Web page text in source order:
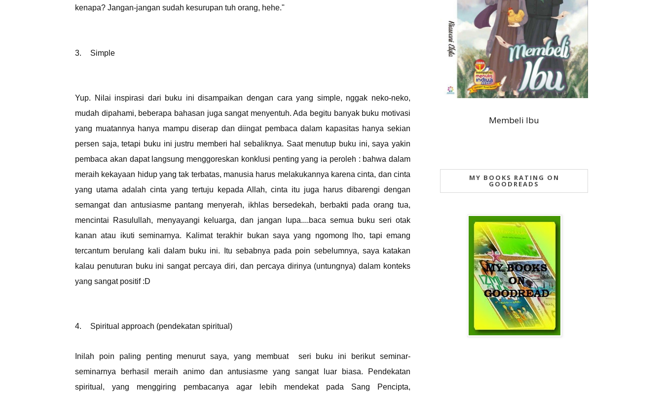
kenapa? Jangan-jangan sudah kesurupan tuh orang, hehe."
3. Simple
Yup. Nilai inspirasi dari buku ini disampaikan dengan cara yang simple, nggak neko-neko,
mudah dipahami, beberapa bahasan juga sangat menyentuh. Ada begitu banyak buku motivasi
yang muatannya hanya mampu diserap dan diingat pembaca dalam kapasitas hanya sekian
persen saja, tetapi buku ini justru memberi hal sebaliknya. Saat menutup buku ini, saya yakin
pembaca akan dapat langsung menggoreskan konklusi penting yang ia peroleh : bahwa dalam
meraih kekayaan hidup yang tak terbatas, manusia harus melakukannya karena cinta, dan cinta
yang utama adalah cinta yang tertuju kepada Allah, cinta itu juga harus dibarengi dengan
semangat dan antusiasme pantang menyerah, ikhlas bersedekah, berbakti pada orang tua,
mencintai Rasulullah, menyayangi keluarga, dan jangan lupa....baca semua buku seri otak
kanan atau ikuti seminarnya. Kalimat terakhir bukan saya yang ngomong lho, tapi emang
tercantum berulang kali dalam buku ini. Itu sebabnya pada poin sebelumnya, saya katakan
kalau penuturan buku ini sangat percaya diri, dan percaya dirinya (untungnya) dalam konteks
yang sangat positif :D
4. Spiritual approach (pendekatan spiritual)
Inilah poin paling penting menurut saya, yang membuat
seri buku ini berikut seminar-
seminarnya berhasil meraih animo dan antusiasme yang sangat luar biasa. Pendekatan
spiritual, yang menggiring pembacanya agar lebih mendekat pada Sang Pencipta,
Membeli Ibu
MY BOOKS RATING ON
GOODREADS